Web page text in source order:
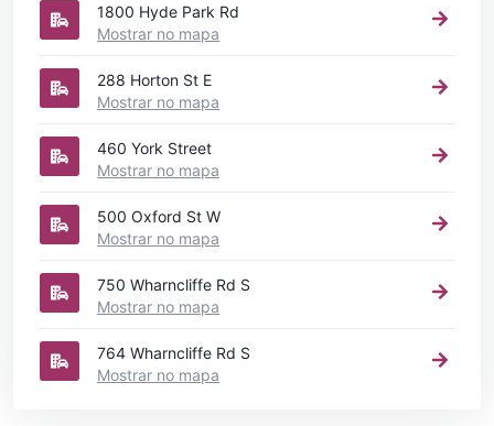
1800 Hyde Park Rd
Mostrar no mapa
288 Horton St E
Mostrar no mapa
460 York Street
Mostrar no mapa
500 Oxford St W
Mostrar no mapa
750 Wharncliffe Rd S
Mostrar no mapa
764 Wharncliffe Rd S
Mostrar no mapa